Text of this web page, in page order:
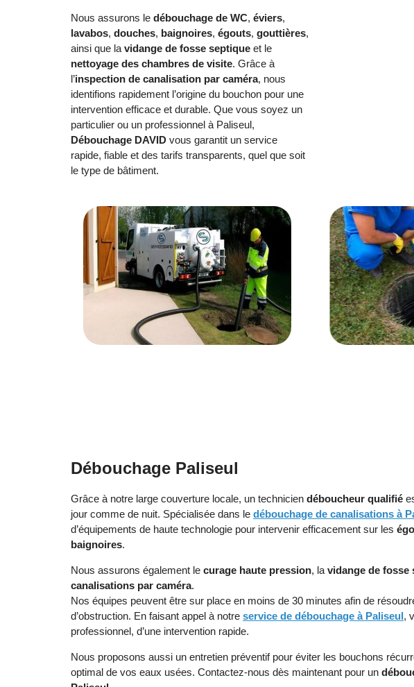
Nous assurons le débouchage de WC, éviers,
lavabos, douches, baignoires, égouts, gouttières,
ainsi que la vidange de fosse septique et le
nettoyage des chambres de visite. Grâce à
l’inspection de canalisation par caméra, nous
identifions rapidement l’origine du bouchon pour une
intervention efficace et durable. Que vous soyez un
particulier ou un professionnel à Paliseul,
Débouchage DAVID vous garantit un service
rapide, fiable et des tarifs transparents, quel que soit
le type de bâtiment.
Débouchage Paliseul
Grâce à notre large couverture locale, un technicien déboucheur qualifié
jour comme de nuit. Spécialisée dans le débouchage de canalisations à
d’équipements de haute technologie pour intervenir efficacement sur les
baignoires.
Nous assurons également le curage haute pression, la vidange de fosse
canalisations par caméra.
Nos équipes peuvent être sur place en moins de 30 minutes afin de
d’obstruction. En faisant appel à notre service de débouchage à Paliseul,
professionnel, d’une intervention rapide.
Nous proposons aussi un entretien préventif pour éviter les bouchons
optimal de vos eaux usées. Contactez-nous dès maintenant pour un